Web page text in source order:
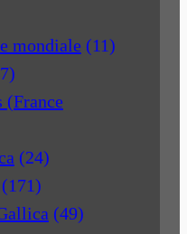
mondiale (11)
(France
(24)
(171)
(49)